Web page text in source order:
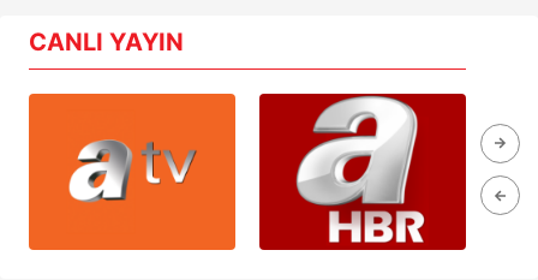
CANLI YAYIN